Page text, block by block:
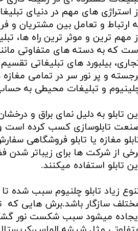
استراژی های مهم در دنیای
ارتباط و تعامل بین مشتریان و
مهم ترین و موثر ترین راه ها،
که به دسته های متفاوتی
بیلبورد های تبلیغاتی
و پر نور سر در تمامی مغازه
و تبلیغات محیطی به
تابلو به دلیل نمای براق و
تابلوسازی کسب کرده است و
مغازه یا تابلو فروشگاهی
از شرکت ها برای زیباتر شدن
تابلو استفاده میکنند.
زیاد تابلو چلنیوم سبب شده
سازگار باشد.برش هایی که
میشود سبب شکست نور